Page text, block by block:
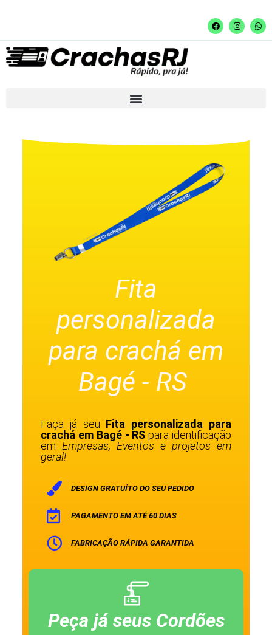
Fita
personalizada
para crachá em
Bagé - RS
Faça já seu Fita personalizada para
crachá em Bagé - RS para identificação
emEmpresas, Eventos e projetos em
geral!
DESIGN GRATUÍTO DO SEU PEDIDO
PAGAMENTO EM ATÉ 60 DIAS
FABRICAÇÃO RÁPIDA GARANTIDA
Peça já seus Cordões